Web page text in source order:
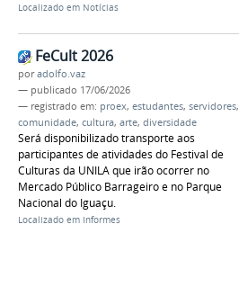
Localizado em Notícias
FeCult 2026
poradolfo.vaz
— publicado 17/06/2026
— registrado em: proex, estudantes, servidores,
comunidade, cultura, arte, diversidade
Será disponibilizado transporte aos
participantes de atividades do Festival de
Culturas da UNILA que irão ocorrer no
Mercado Público Barrageiro e no Parque
Nacional do Iguaçu.
Localizado em Informes